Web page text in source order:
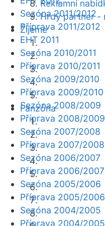
Reklamní
Hrdý partner -
Žijeme
Fanzóna
Sezóna 2011/2012
Příprava 2011/2012
EHT 2011
Sezóna 2010/2011
Příprava 2010/2011
Sezóna 2009/2010
Příprava 2009/2010
Sezóna 2008/2009
Příprava 2008/2009
Sezóna 2007/2008
Příprava 2007/2008
Sezóna 2006/2007
Příprava 2006/2007
Sezóna 2005/2006
Příprava 2005/2006
Sezóna 2004/2005
Příprava 2004/2005